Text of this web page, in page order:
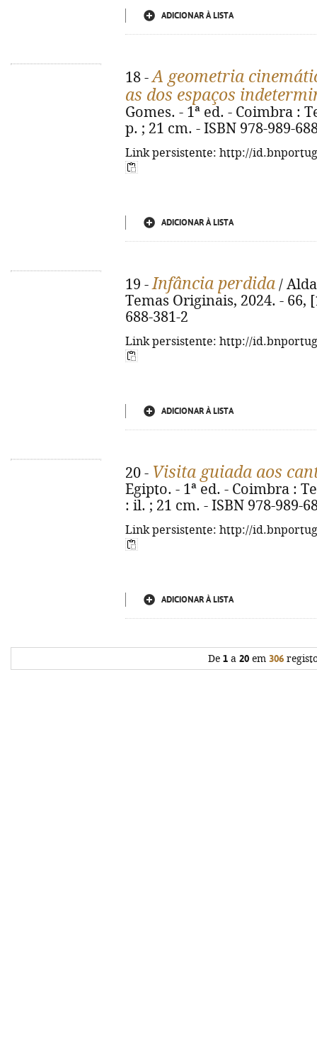
ADICIONAR À LISTA
18 -A geometria
as dos espaços
Gomes. - 1ª ed. - Coimbra :
p. ; 21 cm. - ISBN 978-989-
Link persistente: http://
ADICIONAR À LISTA
19 -Infância perdida /
Temas Originais, 2024. - 66,
688-381-2
Link persistente: http://
ADICIONAR À LISTA
20 - Visita guiada aos
Egipto. - 1ª ed. - Coimbra :
: il. ; 21 cm. - ISBN 978-989-
Link persistente: http://
ADICIONAR À LISTA
De 1 a 20 em 306